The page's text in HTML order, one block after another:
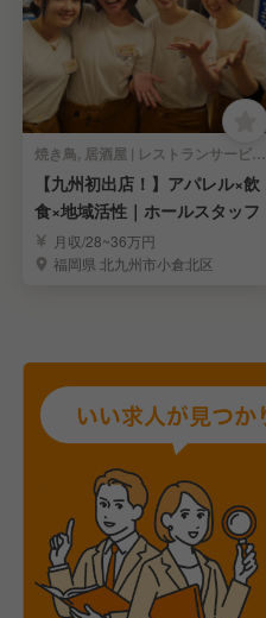
焼き鳥, 居酒屋 | レストランサービス・ホールスタッフ
【九州初出店！】アパレル×飲
食×地域活性｜ホールスタッフ
月収/28~36万円
福岡県 北九州市小倉北区